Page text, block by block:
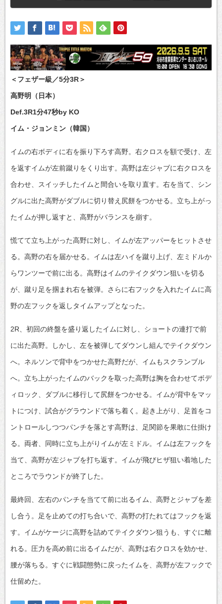
＜フェザー級／5分3R＞
高野明（日本）
Def.3R1分47秒by KO
イム・ジョンミン（韓国）
イムの右ボディに右を振り下ろす高野。右クロスを額で受け、左
を返すイムが左前蹴りをくり出す。高野は左ジャブに右クロスを
合わせ、スイッチしたイムと間合いを取り直す。右を当て、シン
グルに出た高野がダブルに切り替え尻餅をつかせる。立ち上がっ
たイムが押し返すと、高野がバランスを崩す。
慌てて立ち上がった高野に対し、イムが左アッパーをヒットさせ
る。高野の右を届かせる。イムは左ハイを蹴り上げ、左ミドルか
らワンツーで前に出る。高野はイムのテイクダウン狙いを切る
が、蹴り足を掴まれ右を被弾。さらに右フックを入れたイムに高
野の左フックを返しタイムアップとなった。
2R、初回の終盤を盛り返したイムに対し、ショートの連打で前
に出た高野。しかし、左を被弾してダウンし組んでテイクダウン
へ。ネルソンで背中をつかせた高野だが、イムもスクランブル
へ。立ち上がったイムのバックを取った高野は胸を合わせてボデ
ィロック、ダブルに移行して尻餅をつかせる。イムが背中をマッ
トにつけ、試合がグラウンドで落ち着く。起き上がり、足首をコ
ントロールしつつパンチを落とす高野は、足関節を果敢に仕掛け
る。両者、同時に立ち上がりイムが左ミドル。イムは左フックを
当て、高野が左ジャブを打ち返す。イムが飛びヒザ狙い着地した
ところでラウンドが終了した。
最終回、左右のパンチを当てて前に出るイム、高野とジャブを差
し合う。足を止めての打ち合いで、高野の打たれてはフックを返
す。イムがケージに高野を詰めてテイクダウン狙うも、すぐに離
れる。圧力を高め前に出るイムだが、高野は右クロスを効かせ、
腰が落ちる。すぐに戦闘態勢に戻ったイムを、高野が左フックで
仕留めた。